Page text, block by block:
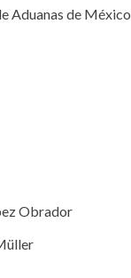
Aduanas de México
Obrador